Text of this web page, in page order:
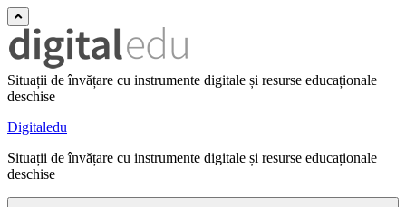
Situații de învățare cu instrumente digitale și resurse educaționale
deschise
Digitaledu
Situații de învățare cu instrumente digitale și resurse educaționale
deschise